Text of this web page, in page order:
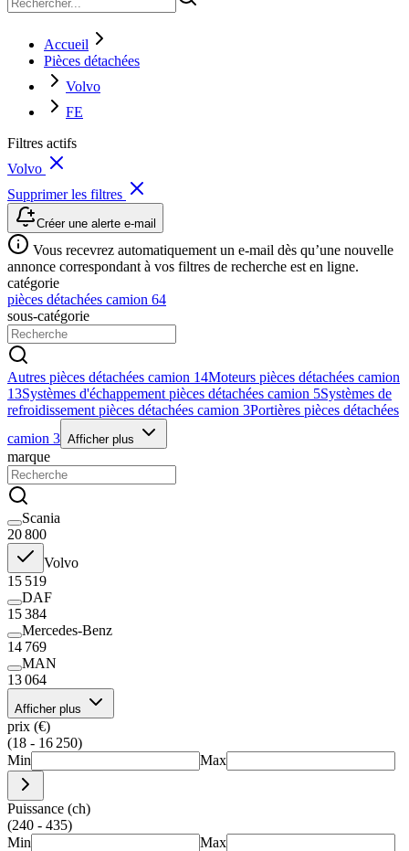
Accueil
Pièces détachées
Volvo
FE
Filtres actifs
Volvo
Supprimer les filtres
Créer une alerte e-mail
Vous recevrez automatiquement un e-mail dès qu’une nouvelle
annonce correspondant à vos filtres de recherche est en ligne.
catégorie
pièces détachées camion 64
sous-catégorie
Autres pièces détachées camion 14Moteurs pièces détachées camion
13Systèmes d'échappement pièces détachées camion 5Systèmes de
refroidissement pièces détachées camion 3Portières pièces détachées
camion 3 Afficher plus
marque
Scania
20 800
Volvo
15 519
DAF
15 384
Mercedes-Benz
14 769
MAN
13 064
Afficher plus
prix (€)
(18 - 16 250)
Min
Max
Puissance (ch)
(240 - 435)
Min
Max